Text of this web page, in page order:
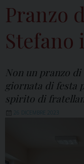
Pranzo
Stefano
Non un pranzo
giornata di festa
spirito di
26 DICEMBRE 2023